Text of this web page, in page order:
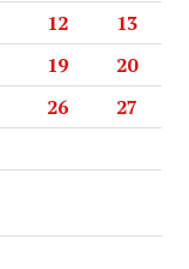
12
13
19
20
26
27